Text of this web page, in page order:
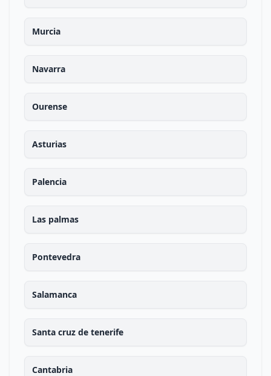
Murcia
Navarra
Ourense
Asturias
Palencia
Las palmas
Pontevedra
Salamanca
Santa cruz de tenerife
Cantabria